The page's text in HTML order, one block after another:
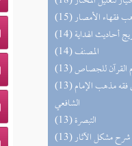
فقهاء الأمصار
أحاديث الهداية
(14) المصنف
القرآن للجصاص
(13) الحاوي الكبير في فقه مذهب الإمام
الشافعي
(13) التبصرة
(13) شرح مشكل الآثار